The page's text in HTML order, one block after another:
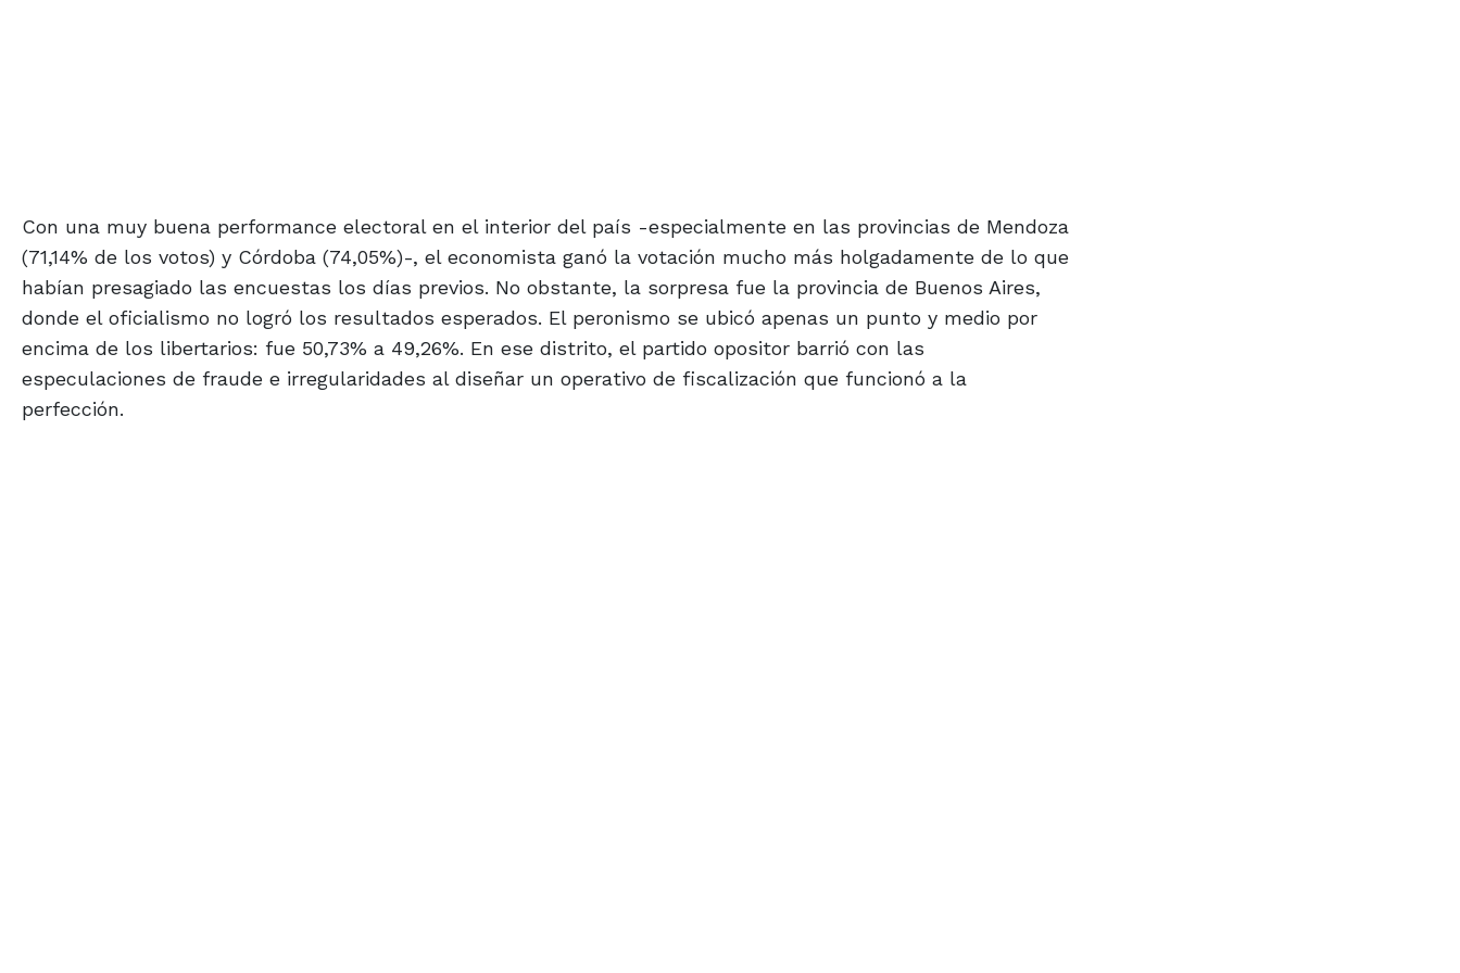
Con una muy buena performance electoral en el interior del país -especialmente en las provincias de Mendoza
(71,14% de los votos) y Córdoba (74,05%)-, el economista ganó la votación mucho más holgadamente de lo que
habían presagiado las encuestas los días previos. No obstante, la sorpresa fue la provincia de Buenos Aires,
donde el oficialismo no logró los resultados esperados. El peronismo se ubicó apenas un punto y medio por
encima de los libertarios: fue 50,73% a 49,26%. En ese distrito, el partido opositor barrió con las
especulaciones de fraude e irregularidades al diseñar un operativo de fiscalización que funcionó a la
perfección.